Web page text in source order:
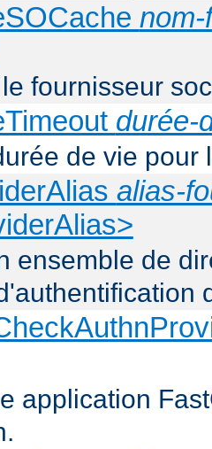
fournisseur
durée-
de vie pour
alias-
ensemble de
application